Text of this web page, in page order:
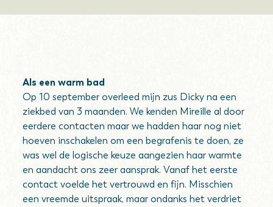
Als een warm bad
Op 10 september overleed mijn zus Dicky na een
ziekbed van 3 maanden. We kenden Mireille al door
eerdere contacten maar we hadden haar nog niet
hoeven inschakelen om een begrafenis te doen, ze
was wel de logische keuze aangezien haar warmte
en aandacht ons zeer aansprak. Vanaf het eerste
contact voelde het vertrouwd en fijn. Misschien
een vreemde uitspraak, maar ondanks het verdriet